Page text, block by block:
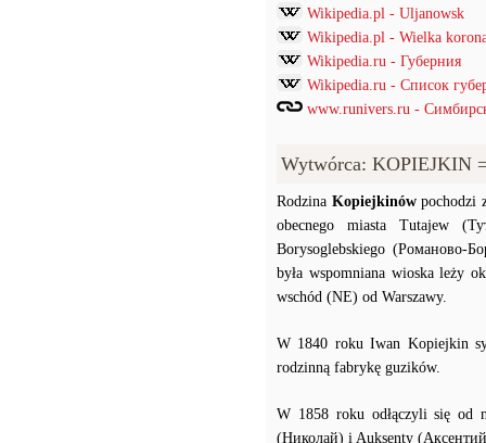
Wikipedia.pl - Uljanowsk
Wikipedia.pl - Wielka
Wikipedia.ru - Губерния
Wikipedia.ru - Список
www.runivers.ru -
Wytwórca:
Rodzina Kopiejkinówpochodzi
obecnego miasta Tutajew
Borysoglebskiego (Романово-
była wspomniana wioska leży
wschód (NE) od Warszawy.
W 1840 roku Iwan Kopiejkin
rodzinną fabrykę guzików.
W 1858 roku odłączyli się od
(Николай) i Auksenty